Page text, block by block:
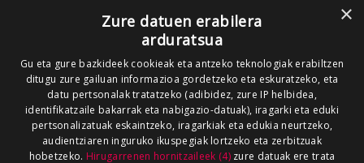
×
Zure datuen erabilera
arduratsua
Gu eta gure bazkideek cookieak eta antzeko teknologiak erabiltzen
ditugu zure gailuan informazioa gordetzeko eta eskuratzeko, eta
datu pertsonalak tratatzeko (adibidez, zure IP helbidea,
identifikatzaile bakarrak eta nabigazio-datuak), iragarki eta eduki
pertsonalizatuak eskaintzeko, iragarkiak eta edukia neurtzeko,
audientziaren inguruko ikuspegiak lortzeko eta zerbitzuak
hobetzeko. Hirugarrenen hornitzaileek (4)zure datuak ere trata